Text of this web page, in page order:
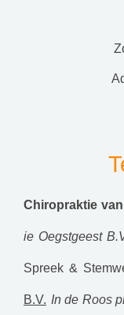
Chiropraktie
ie Oegstgeest
Spreek &
B.V. In de Roos